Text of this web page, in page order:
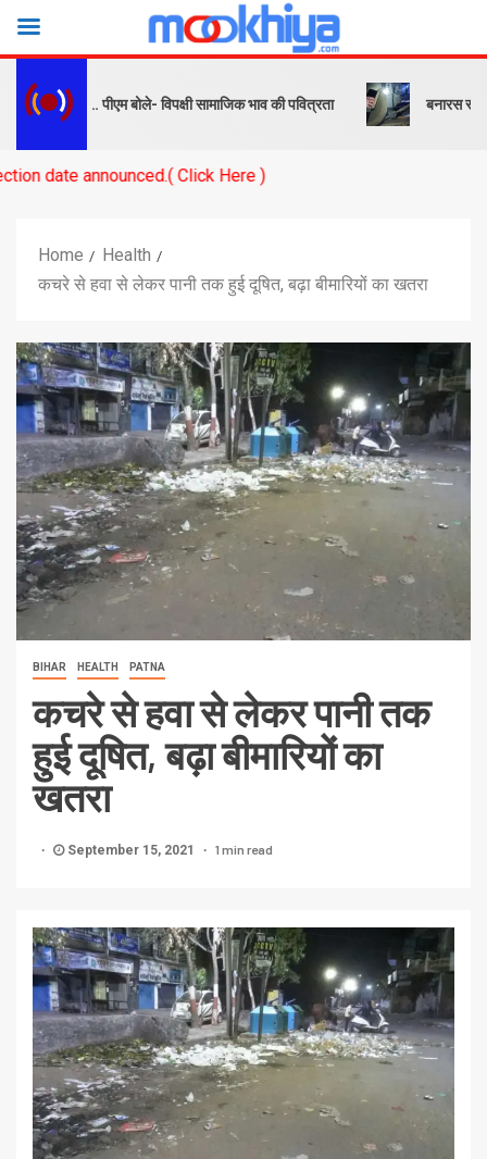
संदेश… पीएम बोले- विपक्षी सामाजिक भाव की पवित्रता बनारस स्टेशन के
Click Here )
Home
Health
कचरे से हवा से लेकर पानी तक हुई दूषित, बढ़ा बीमारियों का खतरा
BIHAR HEALTH PATNA
कचरे से हवा से लेकर पानी तक
हुई दूषित, बढ़ा बीमारियों का
खतरा
September 15, 2021 1 min read